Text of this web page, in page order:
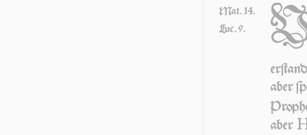
Mat. 14.
Luc. 9.
aber
aber